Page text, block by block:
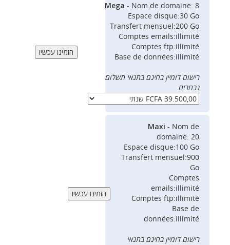
Mega - Nom de domaine: 8
Espace disque:30 Go
Transfert mensuel:200 Go
Comptes emails:illimité
Comptes ftp:illimité
Base de données:illimité
רישום דומיין בחינם בתנאי תשלום
נבחרים
Maxi - Nom de
domaine: 20
Espace disque:100 Go
Transfert mensuel:900
Go
Comptes
emails:illimité
Comptes ftp:illimité
Base de
données:illimité
רישום דומיין בחינם בתנאי